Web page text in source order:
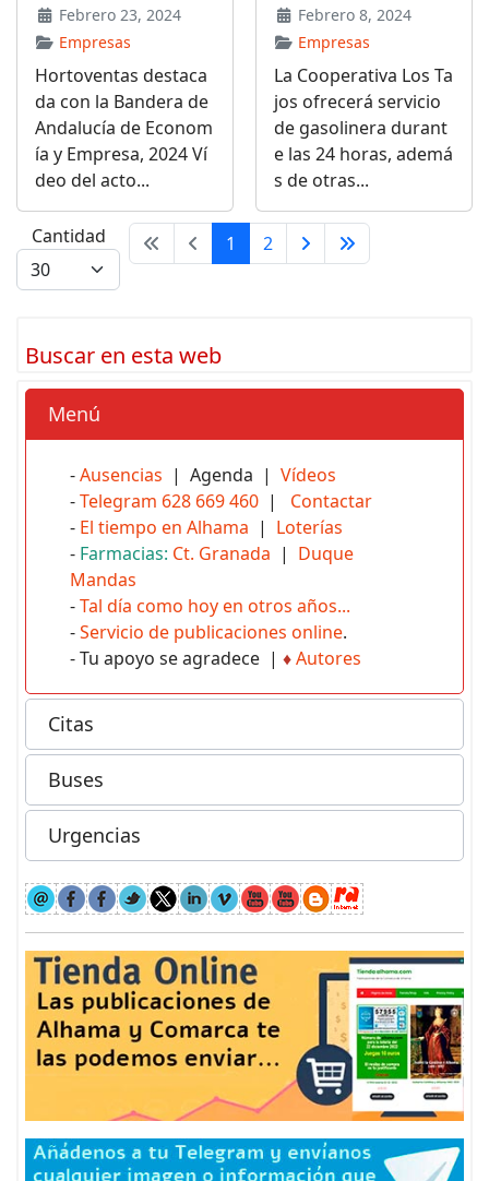
Febrero 23, 2024
Empresas
Hortoventas destaca
da con la Bandera de
Andalucía de Econom
ía y Empresa, 2024 Ví
deo del acto...
Febrero 8, 2024
Empresas
La Cooperativa Los Ta
jos ofrecerá servicio
de gasolinera durant
e las 24 horas, ademá
s de otras...
Cantidad 1 2
Buscar en esta web
Menú
-Ausencias | Agenda | Vídeos
-Telegram 628 669 460 | Contactar
- El tiempo en Alhama | Loterías
- Farmacias: Ct. Granada | Duque
Mandas
-Tal día como hoy en otros años...
-Servicio de publicaciones online.
- Tu apoyo se agradece | ♦Autores
Citas
Buses
Urgencias